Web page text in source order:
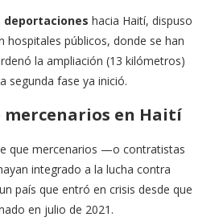
deportaciones hacia Haití, dispuso
hospitales públicos, donde se han
la ampliación (13 kilómetros)
segunda fase ya inició.
mercenarios en Haití
que mercenarios —o contratistas
integrado a la lucha contra
país que entró en crisis desde que
en julio de 2021.